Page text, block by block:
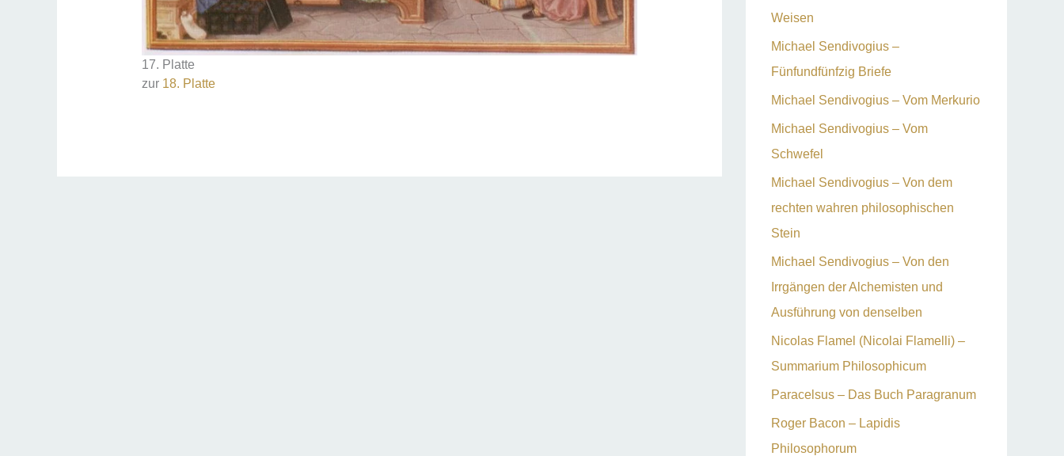
17. Platte
zur 18. Platte
Weisen
Michael Sendivogius –
Fünfundfünfzig Briefe
Michael Sendivogius – Vom Merkurio
Michael Sendivogius – Vom
Schwefel
Michael Sendivogius – Von dem
rechten wahren philosophischen
Stein
Michael Sendivogius – Von den
Irrgängen der Alchemisten und
Ausführung von denselben
Nicolas Flamel (Nicolai Flamelli) –
Summarium Philosophicum
Paracelsus – Das Buch Paragranum
Roger Bacon – Lapidis
Philosophorum